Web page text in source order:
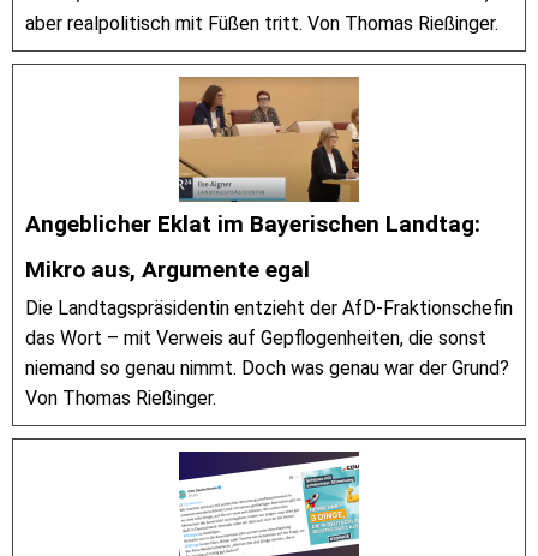
aber realpolitisch mit Füßen tritt. Von Thomas Rießinger.
Angeblicher Eklat im Bayerischen Landtag:
Mikro aus, Argumente egal
Die Landtagspräsidentin entzieht der AfD-Fraktionschefin
das Wort – mit Verweis auf Gepflogenheiten, die sonst
niemand so genau nimmt. Doch was genau war der Grund?
Von Thomas Rießinger.